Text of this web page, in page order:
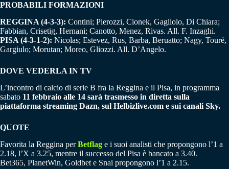
PROBABILI FORMAZIONI
REGGINA (4-3-3): Contini; Pierozzi, Cionek, Gagliolo, Di Chiara;
Fabbian, Crisetig, Hernani; Canotto, Menez, Rivas. All. F. Inzaghi.
PISA (4-3-1-2): Nicolas; Estevez, Rus, Barba, Beruatto; Nagy, Touré,
Gargiulo; Morutan; Moreo, Gliozzi. All. D’Angelo.
DOVE VEDERLA IN TV
L’incontro di calcio di serie B fra la Reggina e il Pisa, in programma
sabato 11 febbraio alle 14 sarà trasmesso in diretta sulla
piattaforma streaming Dazn, sul Helbizlive.com e sui canali Sky.
QUOTE
Favorita la Reggina perBetflag e i suoi analisti che propongono l’1 a
2.18, l’X a 3.25, mentre il successo del Pisa è bancato a 3.40.
Bet365, PlanetWin, Goldbet e Snai propongono l’1 a 2.15.